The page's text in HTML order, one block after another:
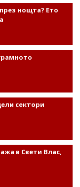
нощта? Ето
сектори
в Свети Влас,